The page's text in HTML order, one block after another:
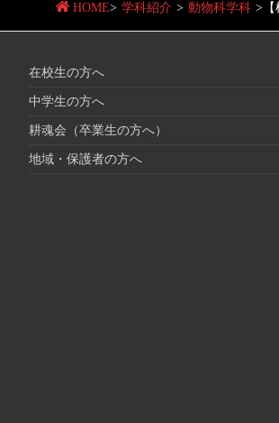
HOME> 学科紹介 > 動物科学科 >
在校生の方へ
中学生の方へ
耕魂会（卒業生の方へ）
地域・保護者の方へ